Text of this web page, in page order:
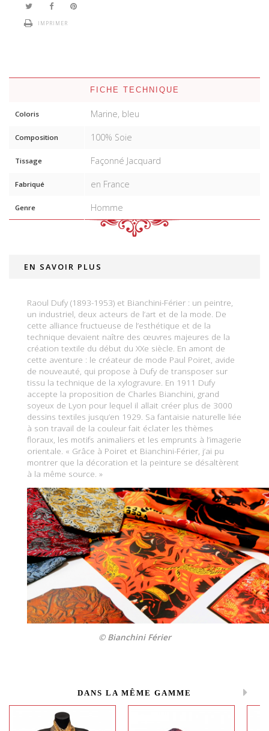
IMPRIMER
FICHE TECHNIQUE
Coloris Marine, bleu
Composition 100% Soie
Tissage Façonné Jacquard
Fabriqué en France
Genre Homme
EN SAVOIR PLUS
Raoul Dufy (1893-1953) et Bianchini-Férier : un peintre,
un industriel, deux acteurs de l’art et de la mode. De
cette alliance fructueuse de l’esthétique et de la
technique devaient naître des œuvres majeures de la
création textile du début du XXe siècle. En amont de
cette aventure : le créateur de mode Paul Poiret, avide
de nouveauté, qui propose à Dufy de transposer sur
tissu la technique de la xylogravure. En 1911 Dufy
accepte la proposition de Charles Bianchini, grand
soyeux de Lyon pour lequel il allait créer plus de 3000
dessins textiles jusqu’en 1929. Sa fantaisie naturelle liée
à son travail de la couleur fait éclater les thèmes
floraux, les motifs animaliers et les emprunts à l’imagerie
orientale. « Grâce à Poiret et Bianchini-Férier, j’ai pu
montrer que la décoration et la peinture se désaltèrent
à la même source. »
© Bianchini Férier
DANS LA MÊME GAMME